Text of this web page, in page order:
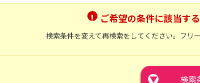
ご希望の条件に該当す
検索条件を変えて再検索をしてください。フリ
▼ 検索